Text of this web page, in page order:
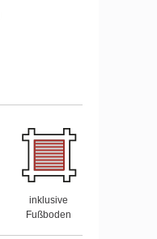
inklusive
Fußboden